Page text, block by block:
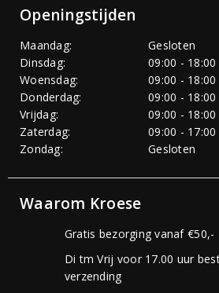
Openingstijden
Maandag:
Gesloten
Dinsdag:
09:00 -
Woensdag:
09:00 -
Donderdag:
09:00 -
Vrijdag:
09:00 -
Zaterdag:
09:00 -
Zondag:
Gesloten
Waarom Kroese
Gratis bezorging vanaf €50,-
Di tm Vrij voor 17.00 uur
verzending